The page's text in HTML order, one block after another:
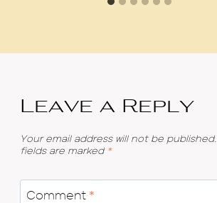
Leave a Reply
Your email address will not be published.
fields are marked *
Comment *